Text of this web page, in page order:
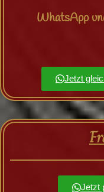
WhatsApp
Jetzt
Jetzt